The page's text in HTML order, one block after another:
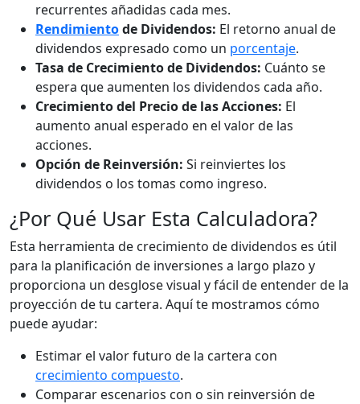
recurrentes añadidas cada mes.
Rendimientode Dividendos: El retorno anual de
dividendos expresado como un porcentaje.
Tasa de Crecimiento de Dividendos: Cuánto se
espera que aumenten los dividendos cada año.
Crecimiento del Precio de las Acciones: El
aumento anual esperado en el valor de las
acciones.
Opción de Reinversión: Si reinviertes los
dividendos o los tomas como ingreso.
¿Por Qué Usar Esta Calculadora?
Esta herramienta de crecimiento de dividendos es útil
para la planificación de inversiones a largo plazo y
proporciona un desglose visual y fácil de entender de la
proyección de tu cartera. Aquí te mostramos cómo
puede ayudar:
Estimar el valor futuro de la cartera con
crecimiento compuesto.
Comparar escenarios con o sin reinversión de